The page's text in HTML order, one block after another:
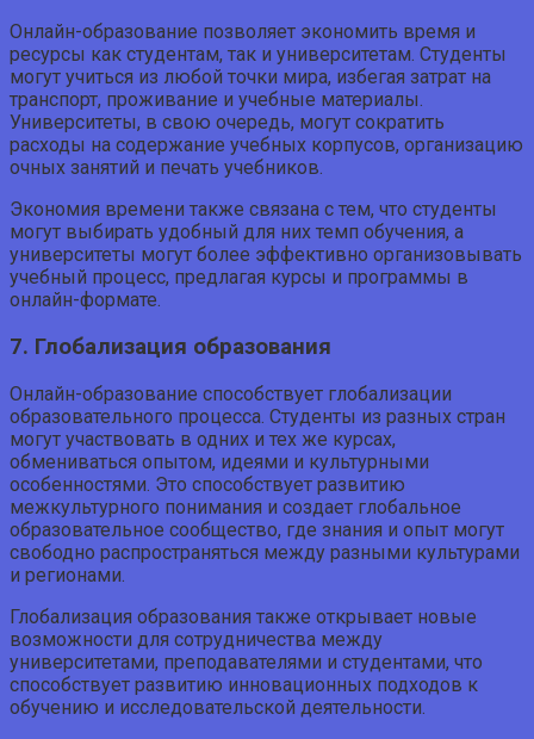
Онлайн-образование позволяет экономить время и
ресурсы как студентам, так и университетам. Студенты
могут учиться из любой точки мира, избегая затрат на
транспорт, проживание и учебные материалы.
Университеты, в свою очередь, могут сократить
расходы на содержание учебных корпусов, организацию
очных занятий и печать учебников.
Экономия времени также связана с тем, что студенты
могут выбирать удобный для них темп обучения, а
университеты могут более эффективно организовывать
учебный процесс, предлагая курсы и программы в
онлайн-формате.
7. Глобализация образования
Онлайн-образование способствует глобализации
образовательного процесса. Студенты из разных стран
могут участвовать в одних и тех же курсах,
обмениваться опытом, идеями и культурными
особенностями. Это способствует развитию
межкультурного понимания и создает глобальное
образовательное сообщество, где знания и опыт могут
свободно распространяться между разными культурами
и регионами.
Глобализация образования также открывает новые
возможности для сотрудничества между
университетами, преподавателями и студентами, что
способствует развитию инновационных подходов к
обучению и исследовательской деятельности.